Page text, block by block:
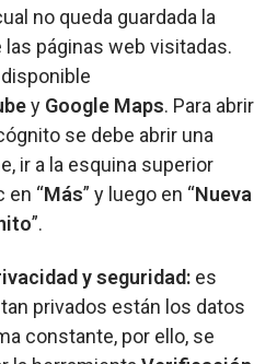
no queda guardada la
páginas web visitadas.
y Google Maps. Para abrir
se debe abrir una
ir a la esquina superior
en “Más” y luego en “Nueva
”.
y seguridad: es
privados están los datos
constante, por ello, se